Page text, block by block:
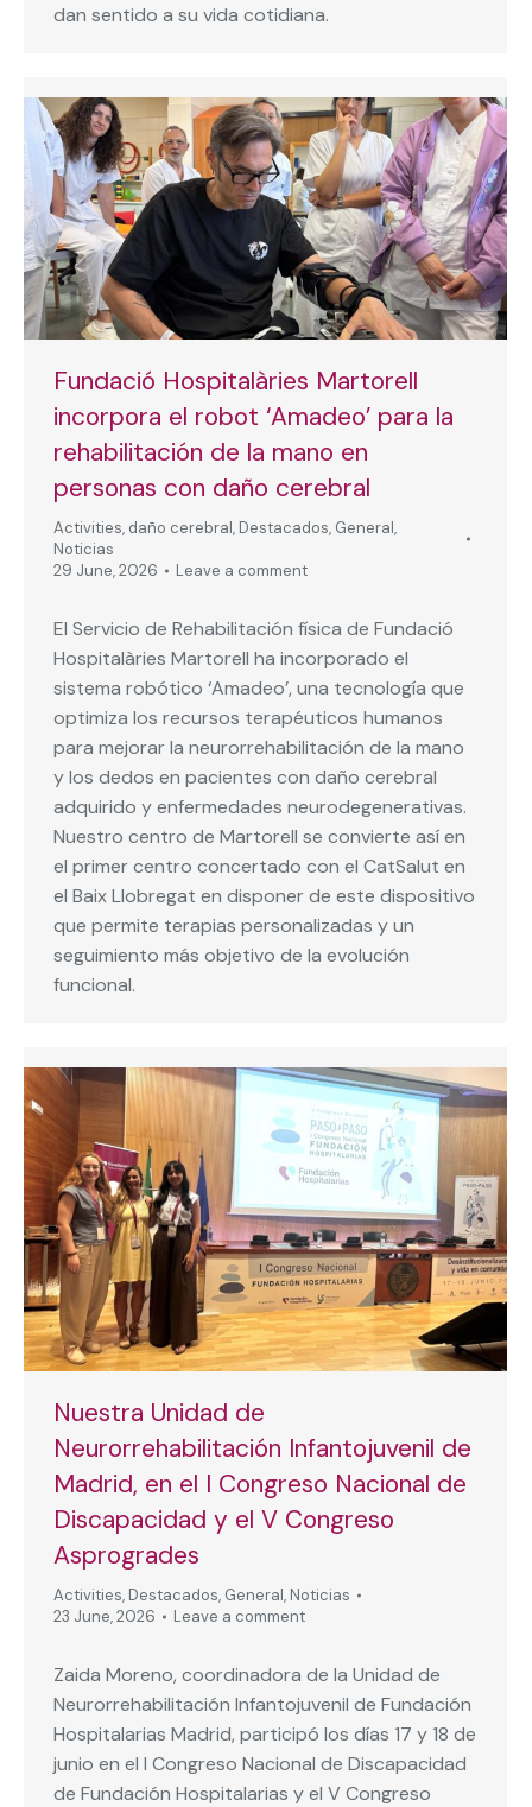
dan sentido a su vida cotidiana.
Fundació Hospitalàries Martorell
incorpora el robot ‘Amadeo’ para la
rehabilitación de la mano en
personas con daño cerebral
Activities, daño cerebral, Destacados, General,
Noticias
29 June, 2026
Leave a comment
El Servicio de Rehabilitación física de Fundació
Hospitalàries Martorell ha incorporado el
sistema robótico ‘Amadeo’, una tecnología que
optimiza los recursos terapéuticos humanos
para mejorar la neurorrehabilitación de la mano
y los dedos en pacientes con daño cerebral
adquirido y enfermedades neurodegenerativas.
Nuestro centro de Martorell se convierte así en
el primer centro concertado con el CatSalut en
el Baix Llobregat en disponer de este dispositivo
que permite terapias personalizadas y un
seguimiento más objetivo de la evolución
funcional.
Nuestra Unidad de
Neurorrehabilitación Infantojuvenil de
Madrid, en el I Congreso Nacional de
Discapacidad y el V Congreso
Asprogrades
Activities, Destacados, General, Noticias
23 June, 2026
Leave a comment
Zaida Moreno, coordinadora de la Unidad de
Neurorrehabilitación Infantojuvenil de Fundación
Hospitalarias Madrid, participó los días 17 y 18 de
junio en el I Congreso Nacional de Discapacidad
de Fundación Hospitalarias y el V Congreso